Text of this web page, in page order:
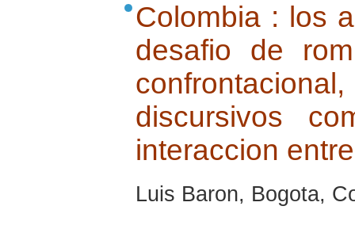
Colombia : los
desafio de
discursivos
interaccion
Luis Baron, Bogota,